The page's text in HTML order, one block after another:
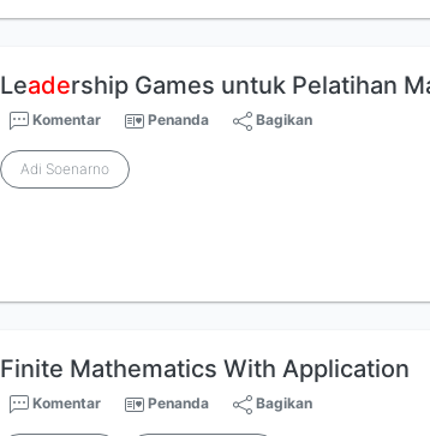
Leadership Games untuk Pelatihan
Komentar Penanda Bagikan
Adi Soenarno
Finite Mathematics With Application
Komentar Penanda Bagikan